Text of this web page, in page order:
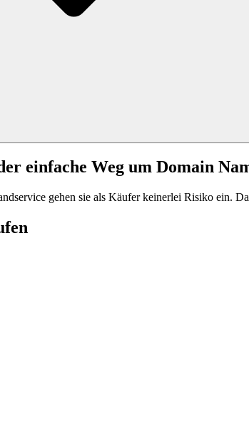
einfache Weg um Domain
gehen sie als Käufer keinerlei Risiko ein.